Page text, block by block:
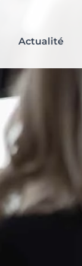
Actualité